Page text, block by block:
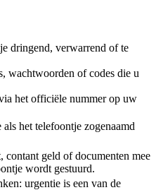
dringend, verwarrend of te
wachtwoorden of codes die u
het officiële nummer op uw
het telefoontje zogenaamd
contant geld of documenten mee
wordt gestuurd.
urgentie is een van de